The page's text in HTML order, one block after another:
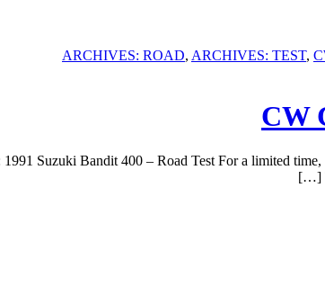
ARCHIVES: ROAD, ARCHIVES: TEST,
CW
Suzuki Bandit 400 – Road Test For a limited